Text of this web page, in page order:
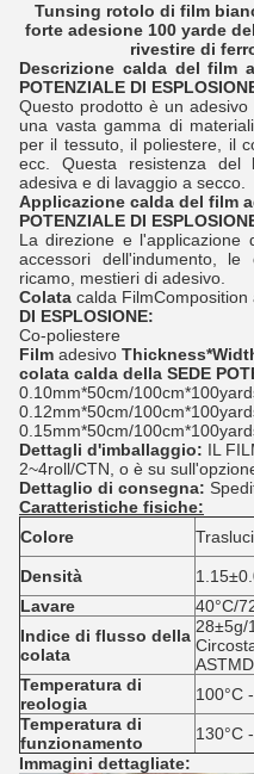
Tunsing rotolo di film
forte adesione 100 yarde
rivestire di
Descrizione calda del film
POTENZIALE DI
Questo prodotto è un
una vasta gamma di
per il tessuto, il poliestere, il
ecc. Questa resistenza del
adesiva e di lavaggio a secco.
Applicazione calda del film
POTENZIALE DI
La direzione e l'applicazione
accessori dell'indumento,
ricamo, mestieri di adesivo.
Colata calda FilmComposition
DI ESPLOSIONE:
Co-poliestere
Film adesivo
colata calda della SEDE
0.10mm*50cm/
0.12mm*50cm/
0.15mm*50cm/
Dettagli d'imballaggio: IL
2~4roll/CTN, o è su
Dettaglio di consegna:
Caratteristiche fisiche:
Colore
Densità
Lavare
40°C/
Indice di flusso della
colata
28±5g/
Temperatura di
reologia
100°C
Temperatura di
funzionamento
130°C
Immagini dettagliate: